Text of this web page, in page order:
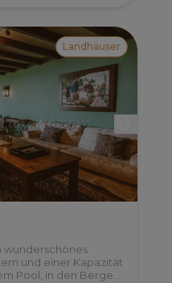
Landhäuser
wunderschönes
und einer Kapazität
Pool, in den Bergen